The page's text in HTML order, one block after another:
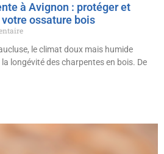
à Avignon : protéger et
ossature bois
le climat doux mais humide
longévité des charpentes en bois. De